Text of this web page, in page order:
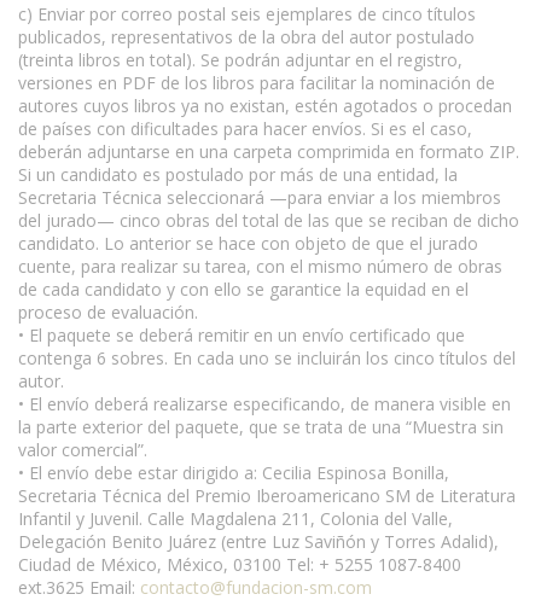
c) Enviar por correo postal seis ejemplares de cinco títulos
publicados, representativos de la obra del autor postulado
(treinta libros en total). Se podrán adjuntar en el registro,
versiones en PDF de los libros para facilitar la nominación de
autores cuyos libros ya no existan, estén agotados o procedan
de países con dificultades para hacer envíos. Si es el caso,
deberán adjuntarse en una carpeta comprimida en formato ZIP.
Si un candidato es postulado por más de una entidad, la
Secretaria Técnica seleccionará —para enviar a los miembros
del jurado— cinco obras del total de las que se reciban de dicho
candidato. Lo anterior se hace con objeto de que el jurado
cuente, para realizar su tarea, con el mismo número de obras
de cada candidato y con ello se garantice la equidad en el
proceso de evaluación.
• El paquete se deberá remitir en un envío certificado que
contenga 6 sobres. En cada uno se incluirán los cinco títulos del
autor.
• El envío deberá realizarse especificando, de manera visible en
la parte exterior del paquete, que se trata de una “Muestra sin
valor comercial”.
• El envío debe estar dirigido a: Cecilia Espinosa Bonilla,
Secretaria Técnica del Premio Iberoamericano SM de Literatura
Infantil y Juvenil. Calle Magdalena 211, Colonia del Valle,
Delegación Benito Juárez (entre Luz Saviñón y Torres Adalid),
Ciudad de México, México, 03100 Tel: + 5255 1087-8400
ext.3625 Email: contacto@fundacion-sm.com